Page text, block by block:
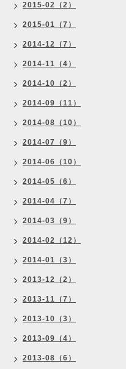
2015-02（2）
2015-01（7）
2014-12（7）
2014-11（4）
2014-10（2）
2014-09（11）
2014-08（10）
2014-07（9）
2014-06（10）
2014-05（6）
2014-04（7）
2014-03（9）
2014-02（12）
2014-01（3）
2013-12（2）
2013-11（7）
2013-10（3）
2013-09（4）
2013-08（6）